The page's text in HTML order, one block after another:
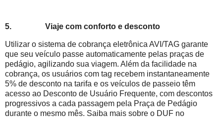
5. Viaje com conforto e desconto
Utilizar o sistema de cobrança eletrônica AVI/TAG garante
que seu veículo passe automaticamente pelas praças de
pedágio, agilizando sua viagem. Além da facilidade na
cobrança, os usuários com tag recebem instantaneamente
5% de desconto na tarifa e os veículos de passeio têm
acesso ao Desconto de Usuário Frequente, com descontos
progressivos a cada passagem pela Praça de Pedágio
durante o mesmo mês. Saiba mais sobre o DUF no